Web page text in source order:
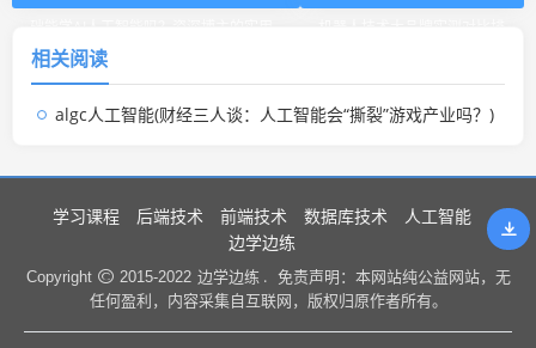
指南)
相关阅读
algc人工智能(财经三人谈：人工智能会“撕裂”游戏产业吗？)
学习课程 后端技术 前端技术 数据库技术
人工智能
边学边练
Copyright 2015-2022 边学边练 .
免责声明：本网站纯公益网站，无
任何盈利，内容采集自互联网，版权归原作者所有。